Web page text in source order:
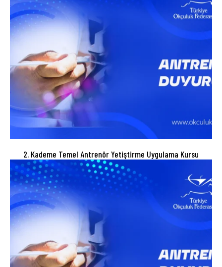
2. Kademe Temel Antrenör Yetiştirme Uygulama Kursu